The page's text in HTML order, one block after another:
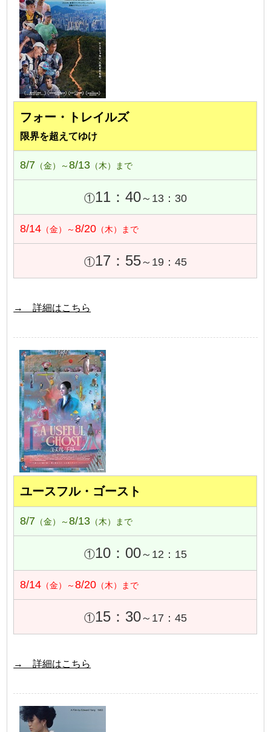
フォー・トレイルズ
限界を超えてゆけ
8/7 （金）～8/13 （木）まで
①11：40～13：30
8/14 （金）～8/20 （木）まで
①17：55～19：45
→ 詳細はこちら
ユースフル・ゴースト
8/7 （金）～8/13 （木）まで
①10：00～12：15
8/14 （金）～8/20 （木）まで
①15：30～17：45
→ 詳細はこちら